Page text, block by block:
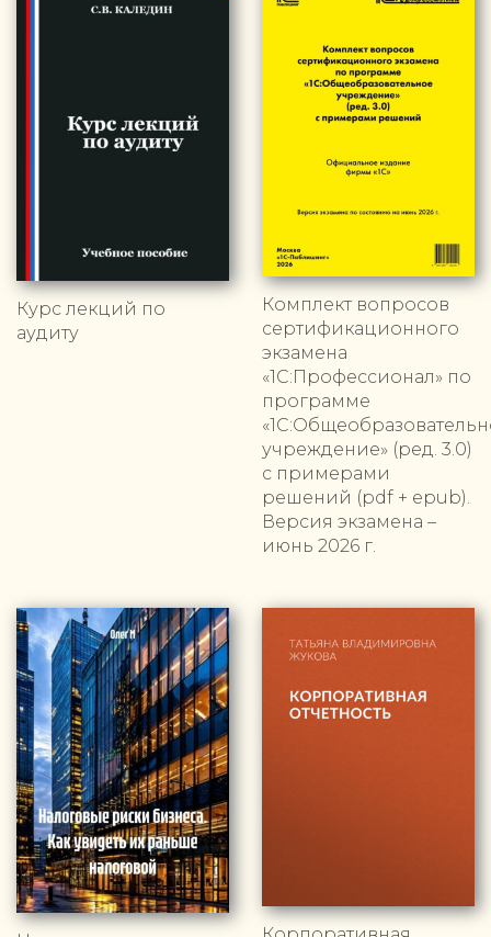
Курс лекций по
аудиту
Комплект вопросов
сертификационного
экзамена
«1С:Профессионал» по
программе
учреждение» (ред. 3.0)
с примерами
решений (pdf + epub).
Версия экзамена –
июнь 2026 г.